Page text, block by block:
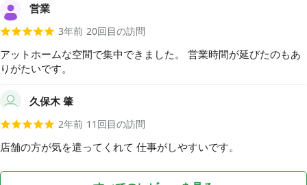
営業
3年前 20回目の訪問
アットホームな空間で集中できました。 営業時間が延びたのもあ
りがたいです。
久保木 肇
2年前 11 回目の訪問
店舗の方が気を遣ってくれて 仕事がしやすいです。